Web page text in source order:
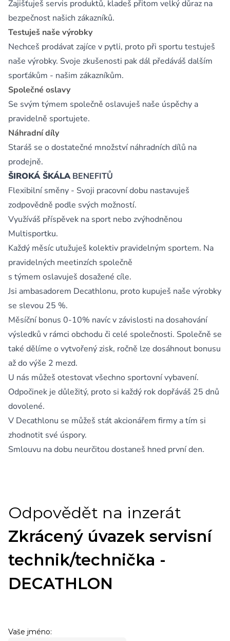
Zajišťuješ servis produktů, kladeš přitom velký důraz na
bezpečnost našich zákazníků.
Testuješ naše výrobky
Nechceš prodávat zajíce v pytli, proto při sportu testuješ
naše výrobky. Svoje zkušenosti pak dál předáváš dalším
sporťákům - našim zákazníkům.
Společné oslavy
Se svým týmem společně oslavuješ naše úspěchy a
pravidelně sportujete.
Náhradní díly
Staráš se o dostatečné množství náhradních dílů na
prodejně.
ŠIROKÁ ŠKÁLABENEFITŮ
Flexibilní směny - Svoji pracovní dobu nastavuješ
zodpovědně podle svých možností.
Využíváš příspěvek na sport nebo zvýhodněnou
Multisportku.
Každý měsíc utužuješ kolektiv pravidelným sportem. Na
pravidelných meetinzích společně
s týmem oslavuješ dosažené cíle.
Jsi ambasadorem Decathlonu, proto kupuješ naše výrobky
se slevou 25 %.
Měsíční bonus 0-10% navíc v závislosti na dosahování
výsledků v rámci obchodu či celé společnosti. Společně se
také dělíme o vytvořený zisk, ročně lze dosáhnout bonusu
až do výše 2 mezd.
U nás můžeš otestovat všechno sportovní vybavení.
Odpočinek je důležitý, proto si každý rok dopřáváš 25 dnů
dovolené.
V Decathlonu se můžeš stát akcionářem firmy a tím si
zhodnotit své úspory.
Smlouvu na dobu neurčitou dostaneš hned první den.